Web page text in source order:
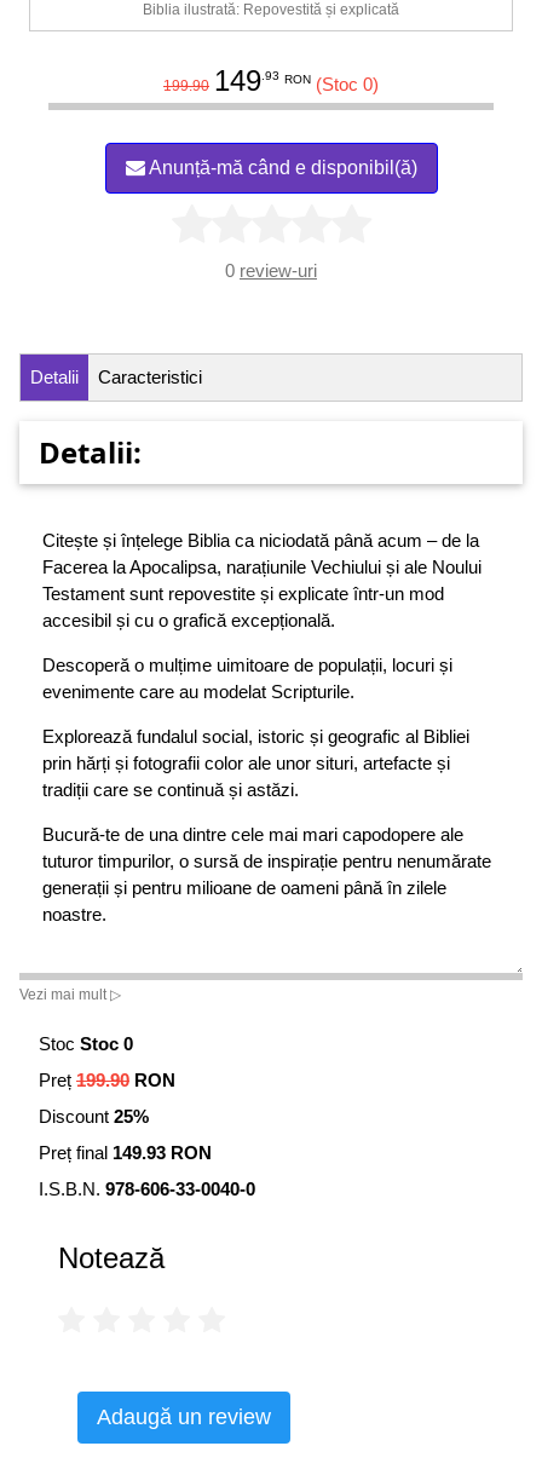
Biblia ilustrată: Repovestită și explicată
199.90 149.93 RON (Stoc 0)
Anunță-mă când e disponibil(ă)
0 review-uri
Detalii Caracteristici
Detalii:
Citește și înțelege Biblia ca niciodată până acum – de la
Facerea la Apocalipsa, narațiunile Vechiului și ale Noului
Testament sunt repovestite și explicate într-un mod
accesibil și cu o grafică excepțională.
Descoperă o mulțime uimitoare de populații, locuri și
evenimente care au modelat Scripturile.
Explorează fundalul social, istoric și geografic al Bibliei
prin hărți și fotografii color ale unor situri, artefacte și
tradiții care se continuă și astăzi.
Bucură-te de una dintre cele mai mari capodopere ale
tuturor timpurilor, o sursă de inspirație pentru nenumărate
generații și pentru milioane de oameni până în zilele
noastre.
Vezi mai mult ▷
Stoc Stoc 0
Preț 199.90 RON
Discount 25%
Preț final 149.93 RON
I.S.B.N. 978-606-33-0040-0
Notează
Adaugă un review